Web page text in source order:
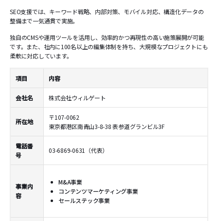
SEO支援では、キーワード戦略、内部対策、モバイル対応、構造化データの
整備まで一気通貫で実施。
独自のCMSや運用ツールを活用し、効率的かつ再現性の高い施策展開が可能
です。また、社内に100名以上の編集体制を持ち、大規模なプロジェクトにも
柔軟に対応しています。
項目 内容
会社名 株式会社ウィルゲート
所在地
〒107-0062
東京都港区南青山3-8-38 表参道グランビル3F
電話番
号
03-6869-0631（代表）
事業内
容
M&A事業
コンテンツマーケティング事業
セールステック事業